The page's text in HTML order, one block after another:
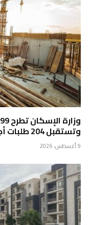
وتستقبل 204 طلبات أجنبية
9 أغسطس، 2026